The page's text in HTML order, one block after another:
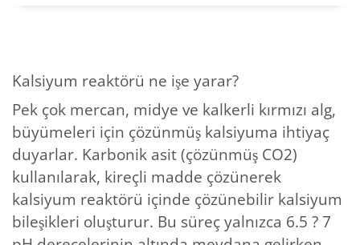
Kalsiyum reaktörü ne işe yarar?
Pek çok mercan, midye ve kalkerli kırmızı alg,
büyümeleri için çözünmüş kalsiyuma ihtiyaç
duyarlar. Karbonik asit (çözünmüş CO2)
kullanılarak, kireçli madde çözünerek
kalsiyum reaktörü içinde çözünebilir kalsiyum
bileşikleri oluşturur. Bu süreç yalnızca 6.5 ? 7